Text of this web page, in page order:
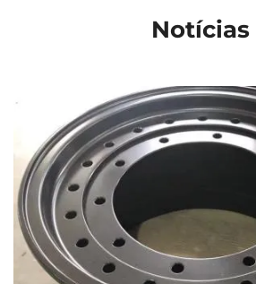
Notícias